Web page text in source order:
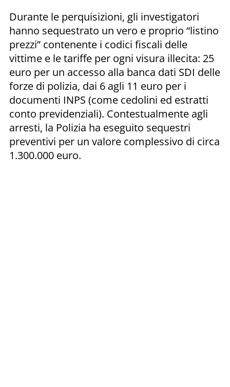
Durante le perquisizioni, gli investigatori
hanno sequestrato un vero e proprio “listino
prezzi” contenente i codici fiscali delle
vittime e le tariffe per ogni visura illecita: 25
euro per un accesso alla banca dati SDI delle
forze di polizia, dai 6 agli 11 euro per i
documenti INPS (come cedolini ed estratti
conto previdenziali). Contestualmente agli
arresti, la Polizia ha eseguito sequestri
preventivi per un valore complessivo di circa
1.300.000 euro.